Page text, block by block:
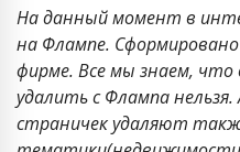
На данный момент в
на Флампе.
фирме. Все мы знаем,
удалить с Флампа
страничек удаляют